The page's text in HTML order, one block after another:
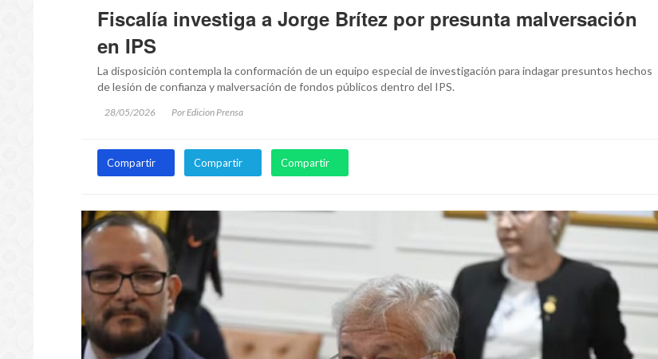
Fiscalía investiga a Jorge Brítez por presunta malversación
en IPS
La disposición contempla la conformación de un equipo especial de investigación para indagar presuntos hechos
de lesión de confianza y malversación de fondos públicos dentro del IPS.
28/05/2026 Por Edicion Prensa
Compartir Compartir Compartir